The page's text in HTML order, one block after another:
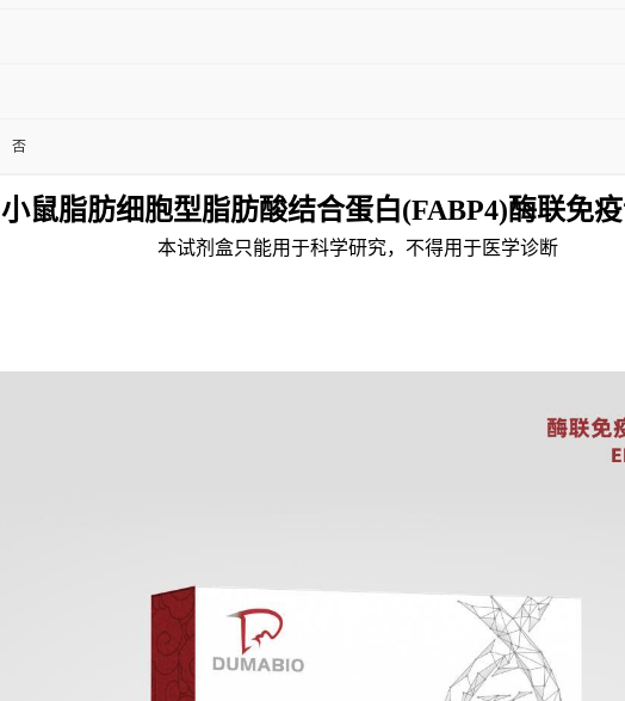
否
小鼠脂肪细胞型脂肪酸结合蛋白(FABP4)酶联免
本试剂盒只能用于科学研究，不得用于医学诊断